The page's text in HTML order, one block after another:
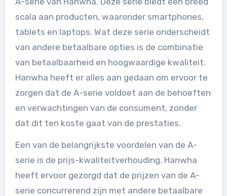
scala aan producten, waaronder smartphones,
tablets en laptops. Wat deze serie onderscheidt
van andere betaalbare opties is de combinatie
van betaalbaarheid en hoogwaardige kwaliteit.
Hanwha heeft er alles aan gedaan om ervoor te
zorgen dat de A-serie voldoet aan de behoeften
en verwachtingen van de consument, zonder
dat dit ten koste gaat van de prestaties.
Een van de belangrijkste voordelen van de A-
serie is de prijs-kwaliteitverhouding. Hanwha
heeft ervoor gezorgd dat de prijzen van de A-
serie concurrerend zijn met andere betaalbare